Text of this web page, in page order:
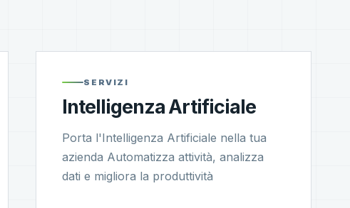
SERVIZI
Intelligenza Artificiale
Porta l'Intelligenza Artificiale nella tua
azienda Automatizza attività, analizza
dati e migliora la produttività